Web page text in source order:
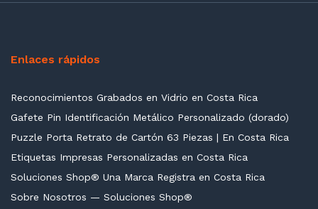
Enlaces rápidos
Reconocimientos Grabados en Vidrio en Costa Rica
Gafete Pin Identificación Metálico Personalizado (dorado)
Puzzle Porta Retrato de Cartón 63 Piezas | En Costa Rica
Etiquetas Impresas Personalizadas en Costa Rica
Soluciones Shop® Una Marca Registra en Costa Rica
Sobre Nosotros — Soluciones Shop®